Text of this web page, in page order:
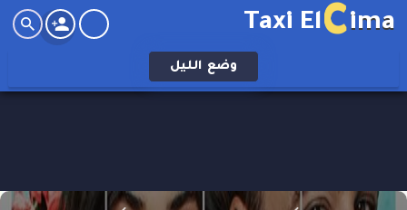
Taxi ElCima
وضع الليل